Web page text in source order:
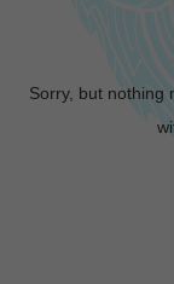
Sorry, but nothing